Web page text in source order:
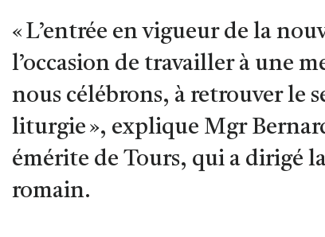
« L’entrée en vigueur de la
l’occasion de travailler à une
nous célébrons, à retrouver le
liturgie », explique Mgr
émérite de Tours, qui a dirigé
romain.